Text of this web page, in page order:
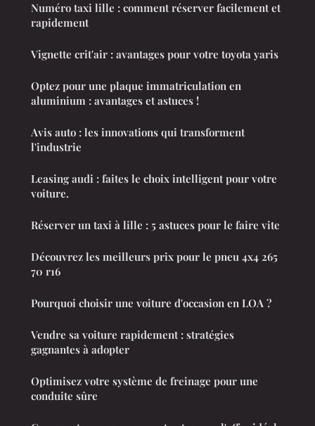
Numéro taxi lille : comment réserver facilement et
rapidement
Vignette crit'air : avantages pour votre toyota yaris
Optez pour une plaque immatriculation en
aluminium : avantages et astuces !
Avis auto : les innovations qui transforment
l'industrie
Leasing audi : faites le choix intelligent pour votre
voiture.
Réserver un taxi à lille : 5 astuces pour le faire vite
Découvrez les meilleurs prix pour le pneu 4x4 265
70 r16
Pourquoi choisir une voiture d'occasion en LOA ?
Vendre sa voiture rapidement : stratégies
gagnantes à adopter
Optimisez votre système de freinage pour une
conduite sûre